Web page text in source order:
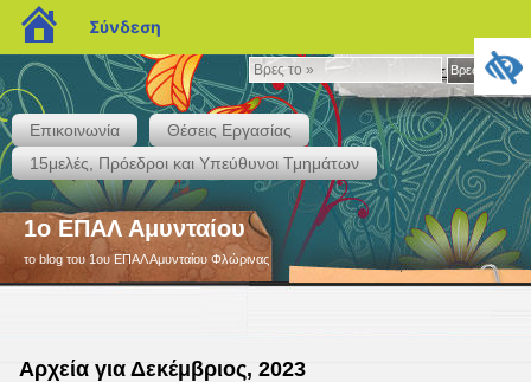
Βρες
το
»
Βρες το »
Επικοινωνία
Θέσεις Εργασίας
15μελές, Πρόεδροι και Υπεύθυνοι Τμημάτων
1ο ΕΠΑΛ Αμυνταίου
το blog του 1ου ΕΠΑΛ Αμυνταίου Φλώρινας
Αρχεία για Δεκέμβριος, 2023
blogs.sch.gr
Σύνδεση